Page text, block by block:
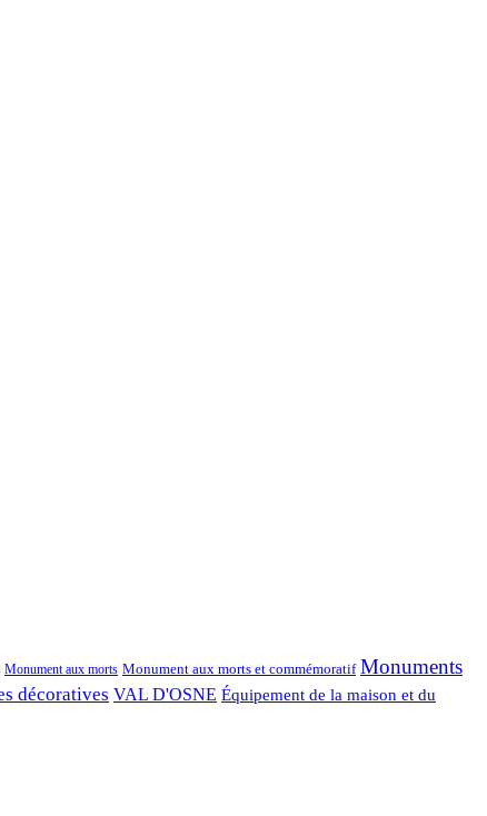
Monument aux morts Monument aux morts et commémoratif Monuments
décoratives VAL D'OSNE Équipement de la maison et du